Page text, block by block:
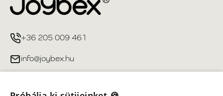
+36 205 009 461
info@joybex.hu